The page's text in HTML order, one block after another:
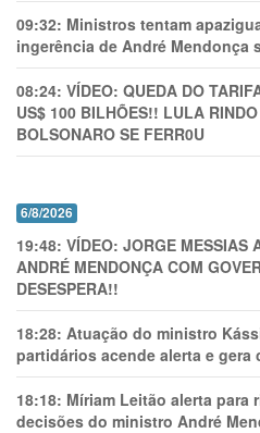
09:32: Ministros tentam
ingerência de André Mendonça
08:24: VÍDEO: QUEDA DO
US$ 100 BILHÕES!! LULA
BOLSONARO SE FERR0U
6/8/2026
19:48: VÍDEO: JORGE MESSIAS
ANDRÉ MENDONÇA COM
DESESPERA!!
18:28: Atuação do ministro
partidários acende alerta e gera
18:18: Míriam Leitão alerta para
decisões do ministro André